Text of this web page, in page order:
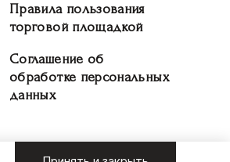
Правила пользования
торговой площадкой
Соглашение об
обработке персональных
данных